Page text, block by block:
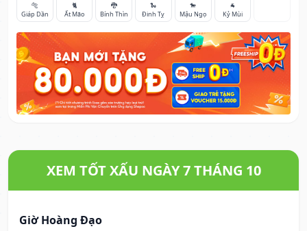
🐅
Giáp Dần
🐈
Ất Mão
🐉
Bính Thìn
🐍
Đinh Tỵ
🐎
Mậu Ngọ
🐐
Kỷ Mùi
XEM TỐT XẤU NGÀY 7 THÁNG 10
Giờ Hoàng Đạo